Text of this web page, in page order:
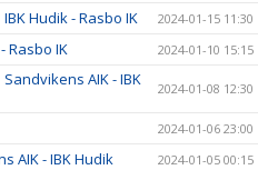
Hudik - Rasbo IK 2024-01-15 11:30
Rasbo IK 2024-01-10 15:15
AIK - IBK
2024-01-08 12:30
2024-01-06 23:00
AIK - IBK Hudik 2024-01-05 00:15